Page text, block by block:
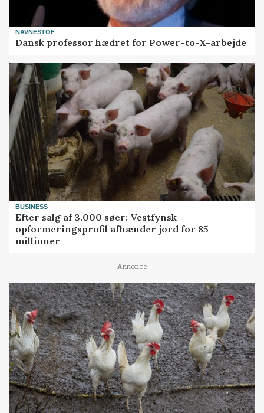
NAVNESTOF
Dansk professor hædret for Power-to-X-arbejde
BUSINESS
Efter salg af 3.000 søer: Vestfynsk
opformeringsprofil afhænder jord for 85
millioner
Annonce